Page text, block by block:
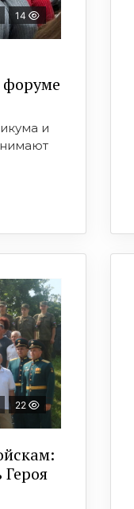
14
форуме
и
22